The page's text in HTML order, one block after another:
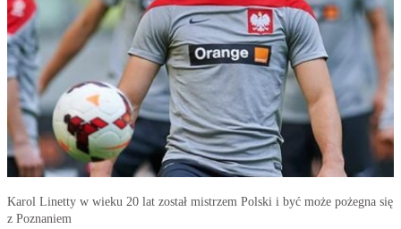
Karol Linetty w wieku 20 lat został mistrzem Polski i być może pożegna się
z Poznaniem